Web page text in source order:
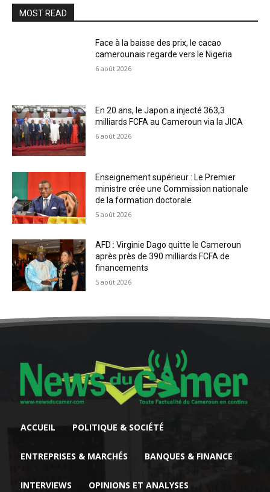
MOST READ
Face à la baisse des prix, le cacao
camerounais regarde vers le Nigeria
6 août 2026
En 20 ans, le Japon a injecté 363,3
milliards FCFA au Cameroun via la JICA
6 août 2026
Enseignement supérieur : Le Premier
ministre crée une Commission nationale
de la formation doctorale
5 août 2026
AFD : Virginie Dago quitte le Cameroun
après près de 390 milliards FCFA de
financements
5 août 2026
ACCUEIL POLITIQUE & SOCIÉTÉ
ENTREPRISES & MARCHÉS BANQUES & FINANCE
INTERVIEWS OPINIONS ET ANALYSES